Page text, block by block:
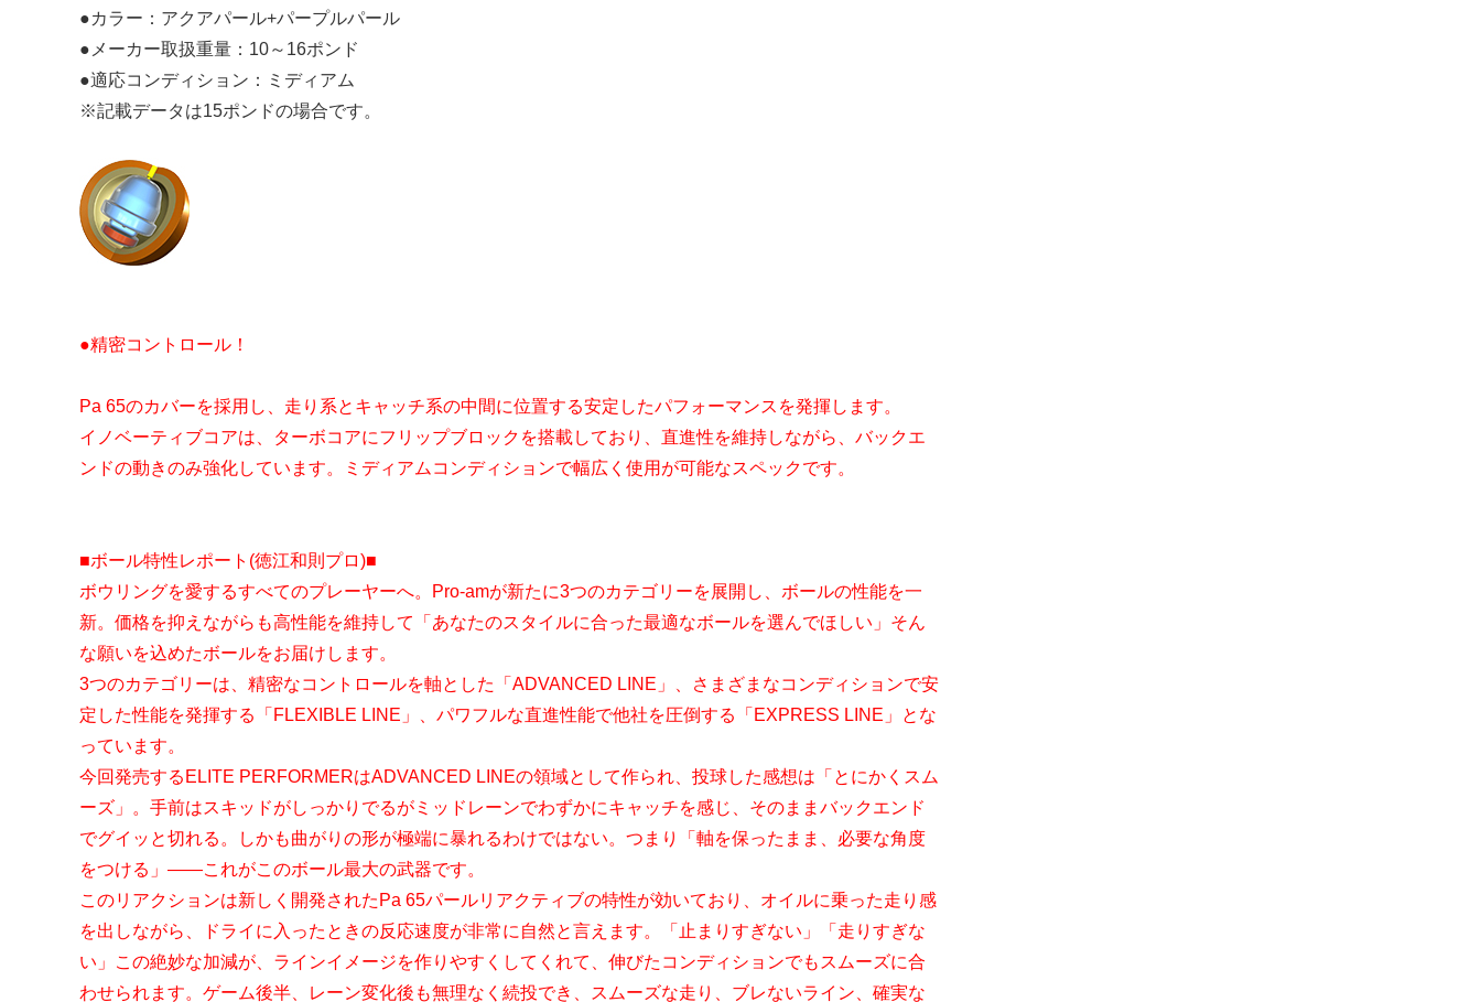
●カラー：アクアパール+パープルパール
●メーカー取扱重量：10～16ポンド
●適応コンディション：ミディアム
※記載データは15ポンドの場合です。
●精密コントロール！
Pa 65のカバーを採用し、走り系とキャッチ系の中間に位置する安定したパフォーマンスを発揮します。
イノベーティブコアは、ターボコアにフリップブロックを搭載しており、直進性を維持しながら、バックエ
ンドの動きのみ強化しています。ミディアムコンディションで幅広く使用が可能なスペックです。
■ボール特性レポート(徳江和則プロ)■
ボウリングを愛するすべてのプレーヤーへ。Pro-amが新たに3つのカテゴリーを展開し、ボールの性能を一
新。価格を抑えながらも高性能を維持して「あなたのスタイルに合った最適なボールを選んでほしい」そん
な願いを込めたボールをお届けします。
3つのカテゴリーは、精密なコントロールを軸とした「ADVANCED LINE」、さまざまなコンディションで安
定した性能を発揮する「FLEXIBLE LINE」、パワフルな直進性能で他社を圧倒する「EXPRESS LINE」とな
っています。
今回発売するELITE PERFORMERはADVANCED LINEの領域として作られ、投球した感想は「とにかくスム
ーズ」。手前はスキッドがしっかりでるがミッドレーンでわずかにキャッチを感じ、そのままバックエンド
でグイッと切れる。しかも曲がりの形が極端に暴れるわけではない。つまり「軸を保ったまま、必要な角度
をつける」――これがこのボール最大の武器です。
このリアクションは新しく開発されたPa 65パールリアクティブの特性が効いており、オイルに乗った走り感
を出しながら、ドライに入ったときの反応速度が非常に自然と言えます。「止まりすぎない」「走りすぎな
い」この絶妙な加減が、ラインイメージを作りやすくしてくれて、伸びたコンディションでもスムーズに合
わせられます。ゲーム後半、レーン変化後も無理なく続投でき、スムーズな走り、ブレないライン、確実な